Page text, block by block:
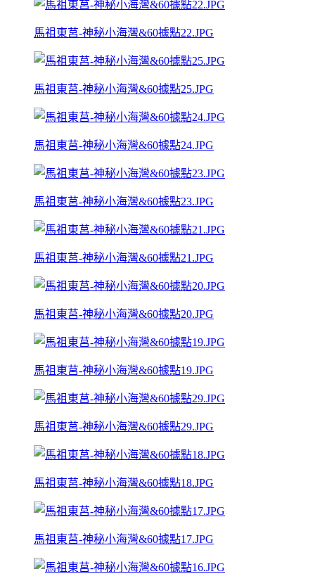
馬祖東莒-神秘小海灣&60據點22.JPG
馬祖東莒-神秘小海灣&60據點25.JPG
馬祖東莒-神秘小海灣&60據點24.JPG
馬祖東莒-神秘小海灣&60據點23.JPG
馬祖東莒-神秘小海灣&60據點21.JPG
馬祖東莒-神秘小海灣&60據點20.JPG
馬祖東莒-神秘小海灣&60據點19.JPG
馬祖東莒-神秘小海灣&60據點29.JPG
馬祖東莒-神秘小海灣&60據點18.JPG
馬祖東莒-神秘小海灣&60據點17.JPG